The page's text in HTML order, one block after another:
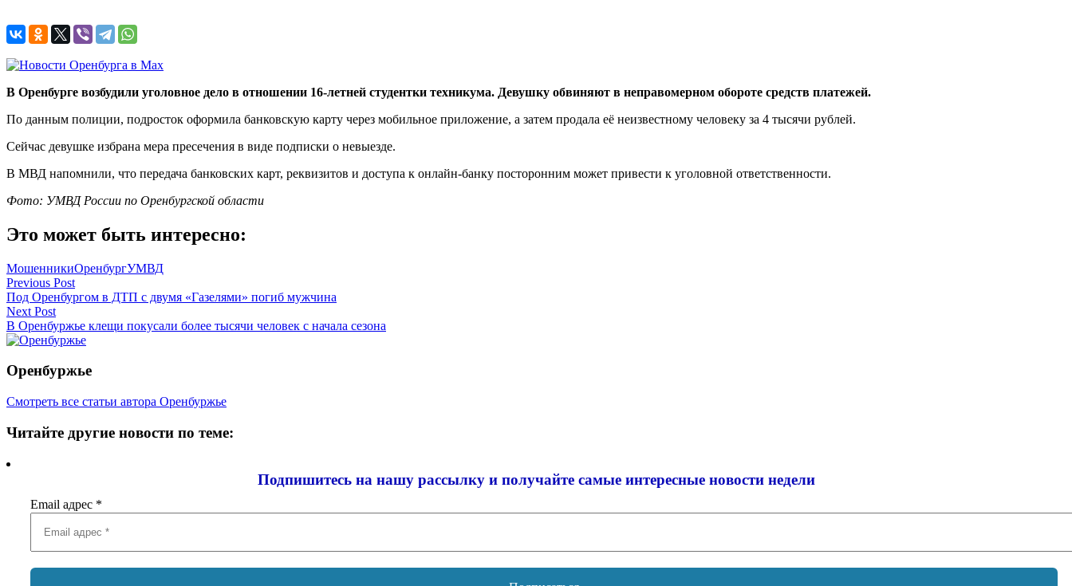
В Оренбурге возбудили уголовное дело в отношении 16-летней студентки техникума. Девушку обвиняют в неправомерном обороте средств платежей.
По данным полиции, подросток оформила банковскую карту через мобильное приложение, а затем продала её неизвестному человеку за 4 тысячи рублей.
Сейчас девушке избрана мера пресечения в виде подписки о невыезде.
В МВД напомнили, что передача банковских карт, реквизитов и доступа к онлайн-банку посторонним может привести к уголовной ответственности.
Фото: УМВД России по Оренбургской области
Это может быть интересно:
МошенникиОренбургУМВД
Навигация
по
записям
Previous Post
Под Оренбургом в ДТП с двумя «Газелями» погиб мужчина
Next Post
В Оренбуржье клещи покусали более тысячи человек с начала сезона
Оренбуржье
Смотреть все статьи автора Оренбуржье
Читайте другие новости по теме:
Подпишитесь на нашу рассылку и получайте самые интересные новости недели
Email адрес *